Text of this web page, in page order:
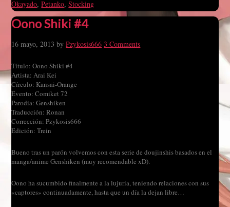
Okayado,Petanko,Stocking
Oono Shiki #4
16 mayo, 2013 byPzykosis666 3 Comments
Título: Oono Shiki #4
Artista: Arai Kei
Círculo: Kansai-Orange
Evento: Comiket 72
Parodia: Genshiken
Traducción: Ronan
Corrección: Pzykosis666
Edición: Trein
Bueno tras un parón volvemos con esta serie de doujinshis basados en el
manga/anime Genshiken (muy recomendable xD).
Oono ha sucumbido finalmente a la lujuria, teniendo relaciones con sus
«captores» continuadamente, hasta que un día la dejan libre…